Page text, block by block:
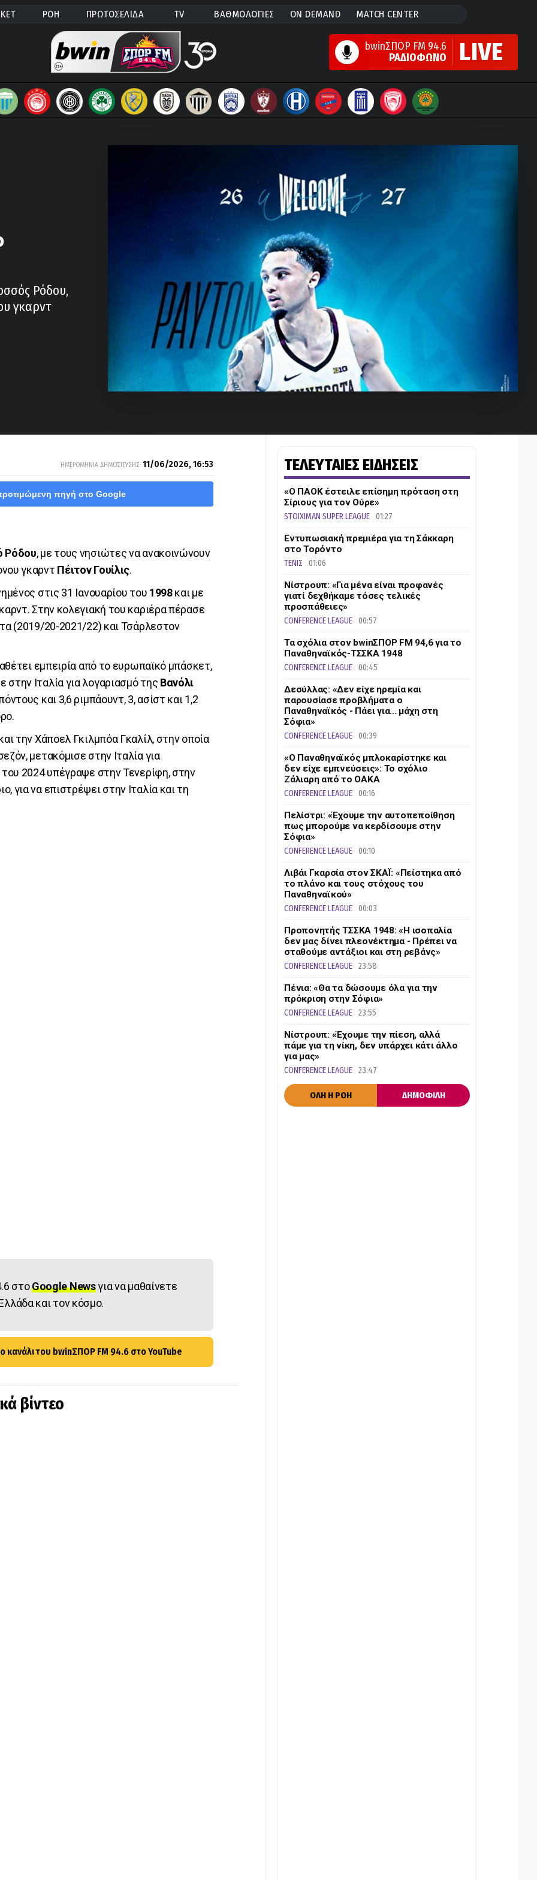
ΡΟΗ ΠΡΩΤΟΣΕΛΙΔΑ TV ΒΑΘΜΟΛΟΓΙΕΣ ON DEMAND MATCH CENTER
bwinΣΠΟΡ FM 94.6
ΡΑΔΙΟΦΩΝΟ
LIVE
Ρόδου,
γκαρντ
ΗΜΕΡΟΜΗΝΙΑ ΔΗΜΟΣΙΕΥΣΗΣ: 11/06/2026, 16:53
πηγή στο Google
Ρόδου, με τους νησιώτες να ανακοινώνουν
γκαρντ Πέιτον Γουίλις.
στις 31 Ιανουαρίου του 1998και με
Στην κολεγιακή του καριέρα πέρασε
(2019/20-2021/22) και Τσάρλεστον
εμπειρία από το ευρωπαϊκό μπάσκετ,
Ιταλία για λογαριασμό της Βανόλι
και 3,6 ριμπάουντ, 3, ασίστ και 1,2
την Χάποελ Γκιλμπόα Γκαλίλ, στην οποία
μετακόμισε στην Ιταλία για
του 2024 υπέγραψε στην Τενερίφη, στην
για να επιστρέψει στην Ιταλία και τη
στοGoogle Newsγια να μαθαίνετε
και τον κόσμο.
κανάλι του bwinΣΠΟΡ FM 94.6 στο YouTube
βίντεο
ΤΕΛΕΥΤΑΙΕΣ ΕΙΔΗΣΕΙΣ
«Ο ΠΑΟΚ έστειλε επίσημη πρόταση στη
Σίριους για τον Ούρε»
STOIXIMAN SUPER LEAGUE 01:27
Εντυπωσιακή πρεμιέρα για τη Σάκκαρη
στο Τορόντο
ΤΕΝΙΣ 01:06
Νίστρουπ: «Για μένα είναι προφανές
γιατί δεχθήκαμε τόσες τελικές
προσπάθειες»
CONFERENCE LEAGUE 00:57
Τα σχόλια στον bwinΣΠΟΡ FM 94,6 για το
Παναθηναϊκός-ΤΣΣΚΑ 1948
CONFERENCE LEAGUE 00:45
Δεσύλλας: «Δεν είχε ηρεμία και
παρουσίασε προβλήματα ο
Παναθηναϊκός - Πάει για... μάχη στη
Σόφια»
CONFERENCE LEAGUE 00:39
«Ο Παναθηναϊκός μπλοκαρίστηκε και
δεν είχε εμπνεύσεις»: Το σχόλιο
Ζάλιαρη από το ΟΑΚΑ
CONFERENCE LEAGUE 00:16
Πελίστρι: «Έχουμε την αυτοπεποίθηση
πως μπορούμε να κερδίσουμε στην
Σόφια»
CONFERENCE LEAGUE 00:10
Λιβάι Γκαρσία στον ΣΚΑΪ: «Πείστηκα από
το πλάνο και τους στόχους του
Παναθηναϊκού»
CONFERENCE LEAGUE 00:03
Προπονητής ΤΣΣΚΑ 1948: «Η ισοπαλία
δεν μας δίνει πλεονέκτημα - Πρέπει να
σταθούμε αντάξιοι και στη ρεβάνς»
CONFERENCE LEAGUE 23:58
Πένια: «Θα τα δώσουμε όλα για την
πρόκριση στην Σόφια»
CONFERENCE LEAGUE 23:55
Νίστρουπ: «Έχουμε την πίεση, αλλά
πάμε για τη νίκη, δεν υπάρχει κάτι άλλο
για μας»
CONFERENCE LEAGUE 23:47
ΟΛΗ Η ΡΟΗ ΔΗΜΟΦΙΛΗ